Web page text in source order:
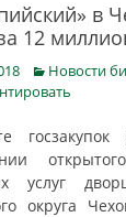
в
12
Categories
Новости
услуг
округа